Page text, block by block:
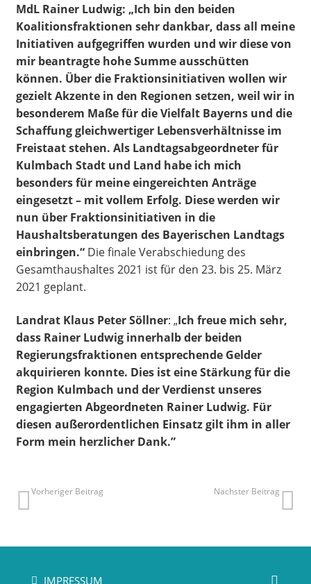
MdL Rainer Ludwig: „Ich bin den beiden
Koalitionsfraktionen sehr dankbar, dass all meine
Initiativen aufgegriffen wurden und wir diese von
mir beantragte hohe Summe ausschütten
können. Über die Fraktionsinitiativen wollen wir
gezielt Akzente in den Regionen setzen, weil wir in
besonderem Maße für die Vielfalt Bayerns und die
Schaffung gleichwertiger Lebensverhältnisse im
Freistaat stehen. Als Landtagsabgeordneter für
Kulmbach Stadt und Land habe ich mich
besonders für meine eingereichten Anträge
eingesetzt – mit vollem Erfolg. Diese werden wir
nun über Fraktionsinitiativen in die
Haushaltsberatungen des Bayerischen Landtags
einbringen.“ Die finale Verabschiedung des
Gesamthaushaltes 2021 ist für den 23. bis 25. März
2021 geplant.
Landrat Klaus Peter Söllner: „Ich freue mich sehr,
dass Rainer Ludwig innerhalb der beiden
Regierungsfraktionen entsprechende Gelder
akquirieren konnte. Dies ist eine Stärkung für die
Region Kulmbach und der Verdienst unseres
engagierten Abgeordneten Rainer Ludwig. Für
diesen außerordentlichen Einsatz gilt ihm in aller
Form mein herzlicher Dank.”
Vorheriger Beitrag Nächster Beitrag
IMPRESSUM